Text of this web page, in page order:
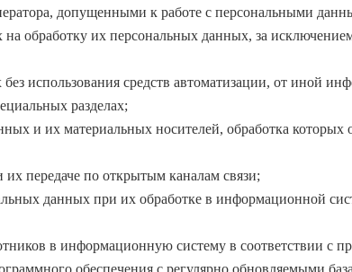
допущенными к работе с персональными
обработку их персональных данных, за
использования средств автоматизации, от иной
разделах;
и их материальных носителей, обработка
передаче по открытым каналам связи;
данных при их обработке в информационной
в информационную систему в соответствии с
обеспечения с регулярно обновляемыми